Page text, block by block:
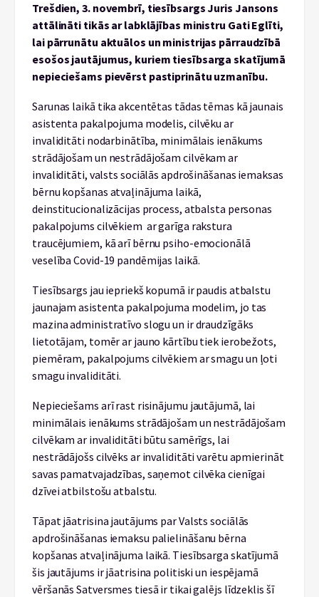
Trešdien, 3. novembrī, tiesībsargs Juris Jansons
attālināti tikās ar labklājības ministru Gati Eglīti,
lai pārrunātu aktuālos un ministrijas pārraudzībā
esošos jautājumus, kuriem tiesībsarga skatījumā
nepieciešams pievērst pastiprinātu uzmanību.
Sarunas laikā tika akcentētas tādas tēmas kā jaunais
asistenta pakalpojuma modelis, cilvēku ar
invaliditāti nodarbinātība, minimālais ienākums
strādājošam un nestrādājošam cilvēkam ar
invaliditāti, valsts sociālās apdrošināšanas iemaksas
bērnu kopšanas atvaļinājuma laikā,
deinstitucionalizācijas process, atbalsta personas
pakalpojums cilvēkiem ar garīga rakstura
traucējumiem, kā arī bērnu psiho-emocionālā
veselība Covid-19 pandēmijas laikā.
Tiesībsargs jau iepriekš kopumā ir paudis atbalstu
jaunajam asistenta pakalpojuma modelim, jo tas
mazina administratīvo slogu un ir draudzīgāks
lietotājam, tomēr ar jauno kārtību tiek ierobežots,
piemēram, pakalpojums cilvēkiem ar smagu un ļoti
smagu invaliditāti.
Nepieciešams arī rast risinājumu jautājumā, lai
minimālais ienākums strādājošam un nestrādājošam
cilvēkam ar invaliditāti būtu samērīgs, lai
nestrādājošs cilvēks ar invaliditāti varētu apmierināt
savas pamatvajadzības, saņemot cilvēka cienīgai
dzīvei atbilstošu atbalstu.
Tāpat jāatrisina jautājums par Valsts sociālās
apdrošināšanas iemaksu palielināšanu bērna
kopšanas atvaļinājuma laikā. Tiesībsarga skatījumā
šis jautājums ir jāatrisina politiski un iespējamā
vēršanās Satversmes tiesā ir tikai galējs līdzeklis šī